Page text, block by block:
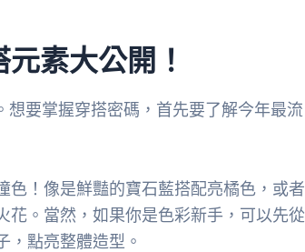
素大公開！
要掌握穿搭密碼，首先要了解今年最流
色！像是鮮豔的寶石藍搭配亮橘色，或者
花。當然，如果你是色彩新手，可以先從
，點亮整體造型。